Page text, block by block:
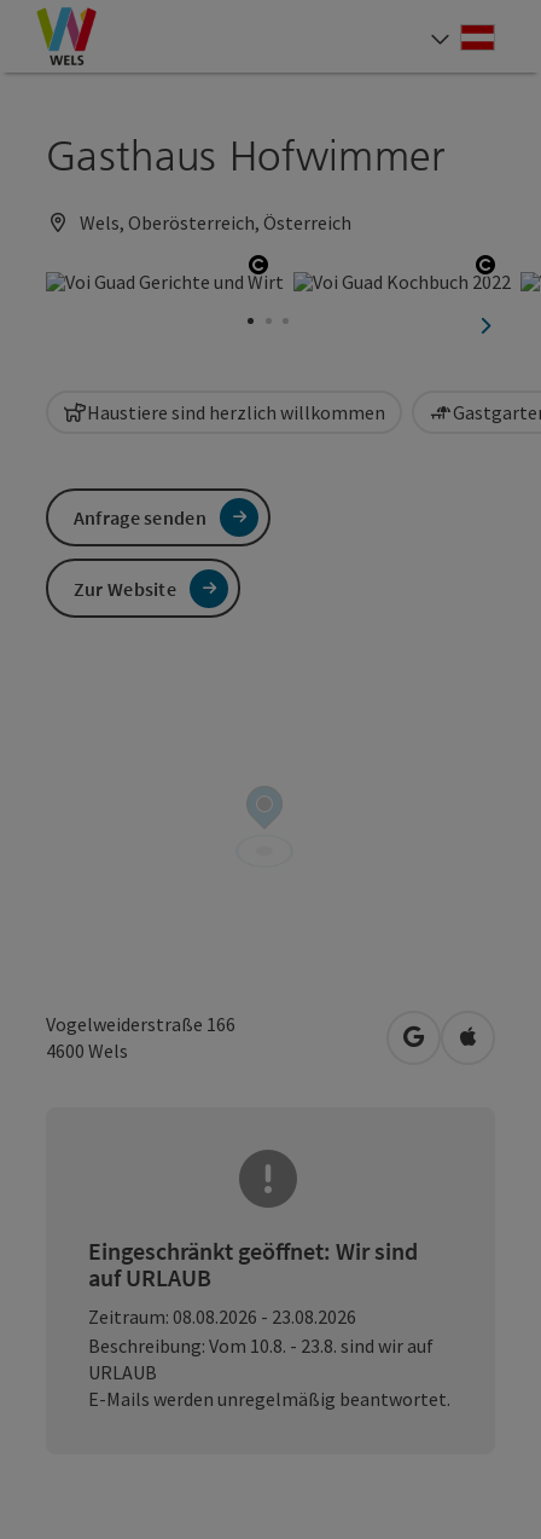
Zum Inhalt
Zur Navigation
Zum Seitenanfang
Gasthaus Hofwimmer
Wels, Oberösterreich, Österreich
Copyright öffnen
Haustiere sind herzlich willkommen
Vogelweiderstraße 166
4600 Wels in Google
in
Eingeschränkt geöffnet: Wir sind
auf URLAUB
Zeitraum: 08.08.2026 - 23.08.2026
Beschreibung: Vom 10.8. - 23.8. sind wir auf
URLAUB
E-Mails werden unregelmäßig beantwortet.
Anfrage senden
Zur Website